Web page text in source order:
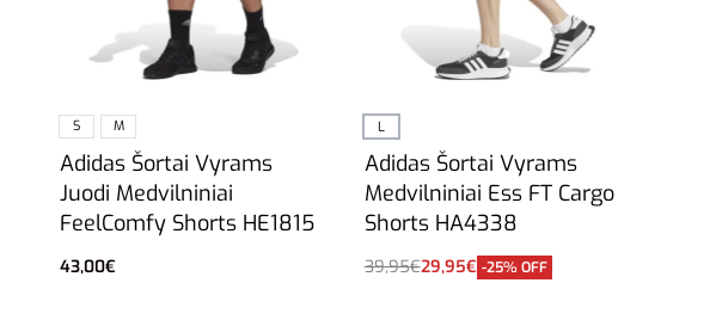
S M
Adidas Šortai Vyrams
Juodi Medvilniniai
FeelComfy Shorts HE1815
43,00€
L
Adidas Šortai Vyrams
Medvilniniai Ess FT Cargo
Shorts HA4338
39,95€29,95€ -25% OFF